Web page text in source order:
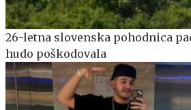
26-letna slovenska pohodnica
hudo poškodovala